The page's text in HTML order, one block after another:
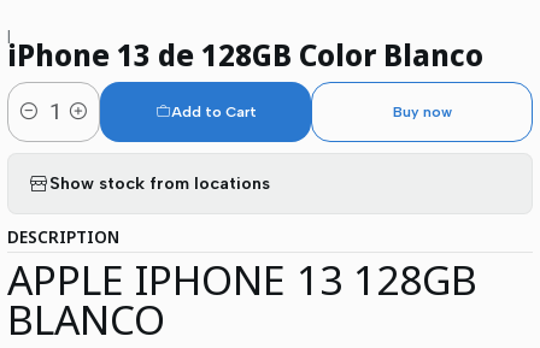
|iPhone 13 de 128GB Color Blanco
Quantity
Add to Cart Buy now
Show stock from locations
DESCRIPTION
APPLE IPHONE 13 128GB
BLANCO